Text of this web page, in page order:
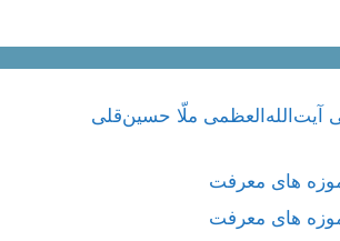
آیت‌الله‌العظمی ملّا حسین‌قلی
های معرفت
های معرفت